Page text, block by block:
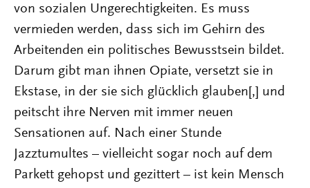
von sozialen Ungerechtigkeiten. Es muss
vermieden werden, dass sich im Gehirn des
Arbeitenden ein politisches Bewusstsein bildet.
Darum gibt man ihnen Opiate, versetzt sie in
Ekstase, in der sie sich glücklich glauben[,] und
peitscht ihre Nerven mit immer neuen
Sensationen auf. Nach einer Stunde
Jazztumultes – vielleicht sogar noch auf dem
Parkett gehopst und gezittert – ist kein Mensch